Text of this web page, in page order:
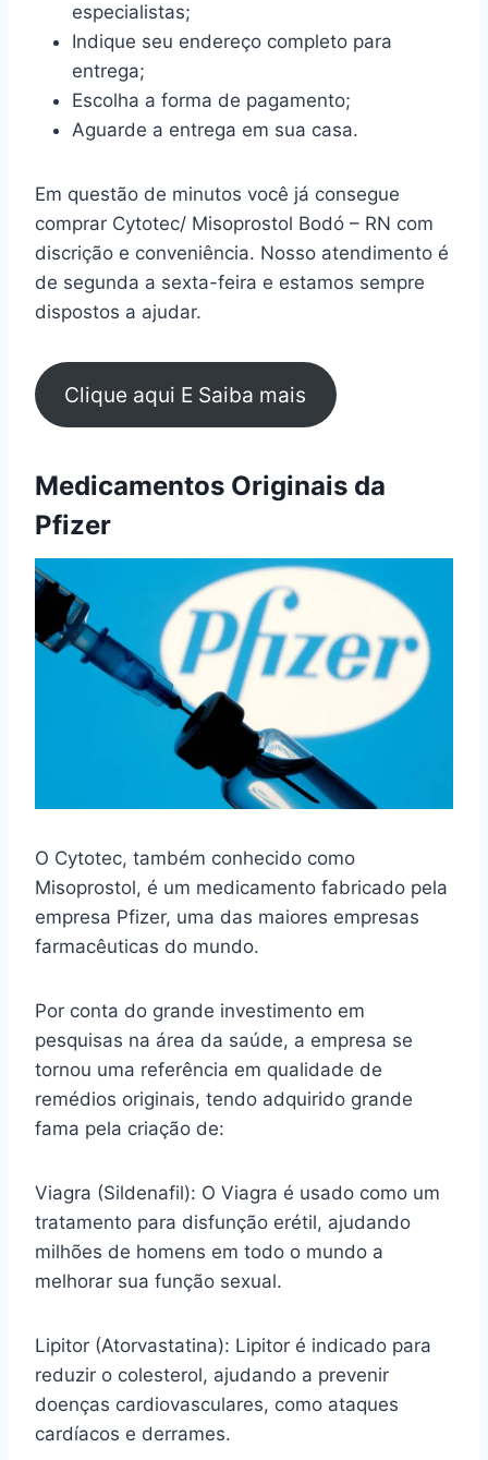
especialistas;
Indique seu endereço completo para
entrega;
Escolha a forma de pagamento;
Aguarde a entrega em sua casa.
Em questão de minutos você já consegue
comprar Cytotec/ Misoprostol Bodó – RN com
discrição e conveniência. Nosso atendimento é
de segunda a sexta-feira e estamos sempre
dispostos a ajudar.
Clique aqui E Saiba mais
Medicamentos Originais da
Pfizer
O Cytotec, também conhecido como
Misoprostol, é um medicamento fabricado pela
empresa Pfizer, uma das maiores empresas
farmacêuticas do mundo.
Por conta do grande investimento em
pesquisas na área da saúde, a empresa se
tornou uma referência em qualidade de
remédios originais, tendo adquirido grande
fama pela criação de:
Viagra (Sildenafil): O Viagra é usado como um
tratamento para disfunção erétil, ajudando
milhões de homens em todo o mundo a
melhorar sua função sexual.
Lipitor (Atorvastatina): Lipitor é indicado para
reduzir o colesterol, ajudando a prevenir
doenças cardiovasculares, como ataques
cardíacos e derrames.